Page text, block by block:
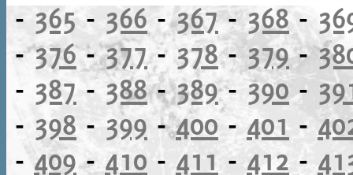
-365-366-367-368-
-376-377-378-379-
- 387 - 388-389- 390-
- 398- 399 -400-401 -
-409-410 - 411 - 412 -